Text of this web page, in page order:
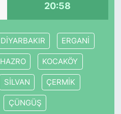
20:58
DİYARBAKIR ERGANİ
HAZRO KOCAKÖY
SİLVAN ÇERMİK
ÇÜNGÜŞ